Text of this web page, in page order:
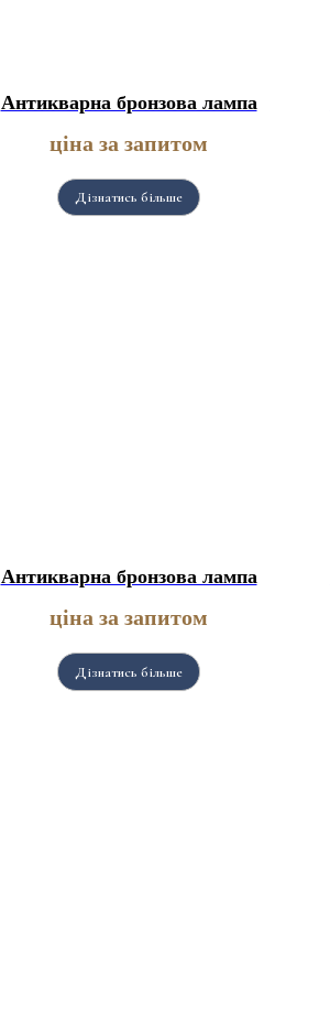
Антикварна бронзова лампа
ціна за запитом
Дізнатись більше
Антикварна бронзова лампа
ціна за запитом
Дізнатись більше